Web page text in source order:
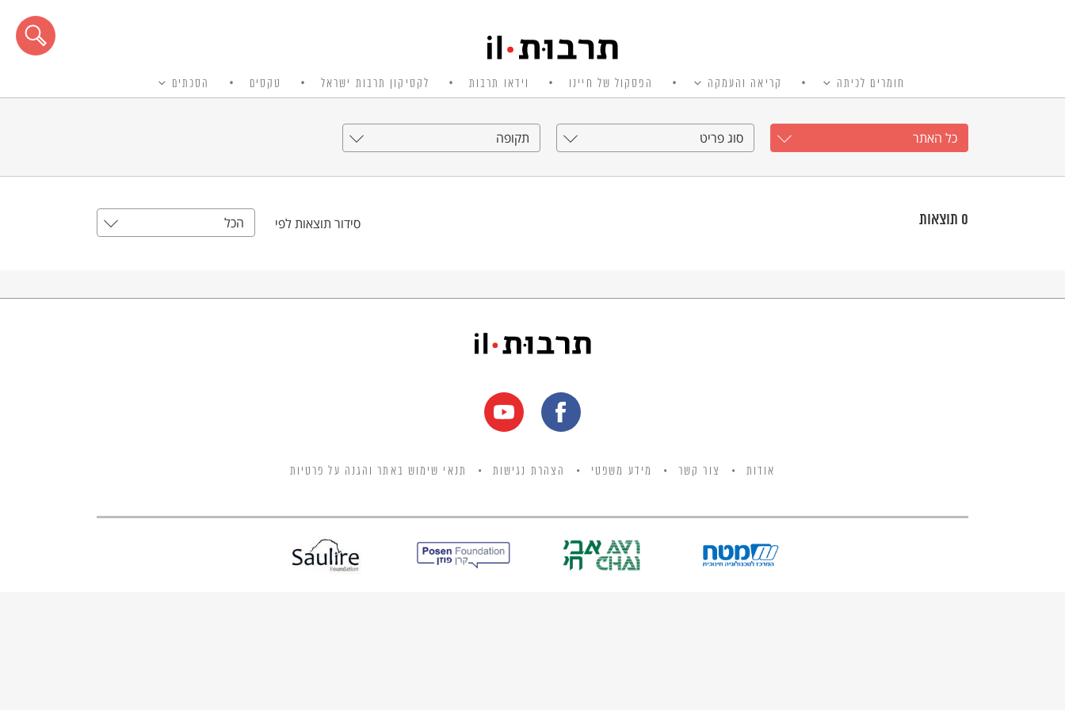
חומרים לכיתה קריאה והעמקה הפסקול של חיינו וידאו תרבות לקסיקון תרבות ישראל טקסים הסכתים
כל האתר סוג פריט תקופה
0 תוצאות סידור תוצאות לפי הכל
אודות צור קשר מידע משפטי הצהרת נגישות תנאי שימוש באתר והגנה על פרטיות